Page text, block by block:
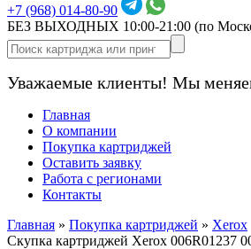
+7 (968) 014-80-90
БЕЗ ВЫХОДНЫХ 10:00-21:00 (по
Уважаемые клиенты! Мы
Главная
О компании
Покупка картриджей
Оставить заявку
Работа с регионами
Контакты
Главная » Покупка картриджей » Xerox
Скупка картриджей Xerox 006R01237